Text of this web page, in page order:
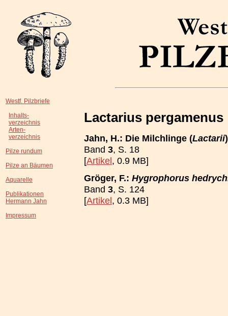
Westf. Pilzbriefe
Inhalts-
verzeichnis
Arten-
verzeichnis
Pilze rundum
Pilze an Bäumen
Aquarelle
Publikationen
Hermann Jahn
Impressum
Lactarius pergamenus
Jahn, H.: Die Milchlinge (Lactarii
Band 3, S. 18
[Artikel, 0.9 MB]
Gröger, F.: Hygrophorus
Band 3, S. 124
[Artikel, 0.3 MB]